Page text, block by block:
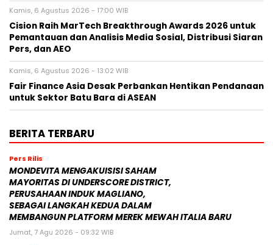
Kamis, 6 Agustus 2026 - 17:00 WIB
Cision Raih MarTech Breakthrough Awards 2026 untuk
Pemantauan dan Analisis Media Sosial, Distribusi Siaran
Pers, dan AEO
Kamis, 6 Agustus 2026 - 13:02 WIB
Fair Finance Asia Desak Perbankan Hentikan Pendanaan
untuk Sektor Batu Bara di ASEAN
BERITA TERBARU
Pers Rilis
MONDEVITA MENGAKUISISI SAHAM
MAYORITAS DI UNDERSCORE DISTRICT,
PERUSAHAAN INDUK MAGLIANO,
SEBAGAI LANGKAH KEDUA DALAM
MEMBANGUN PLATFORM MEREK MEWAH ITALIA BARU
Jumat, 7 Agu 2026 - 09:32 WIB